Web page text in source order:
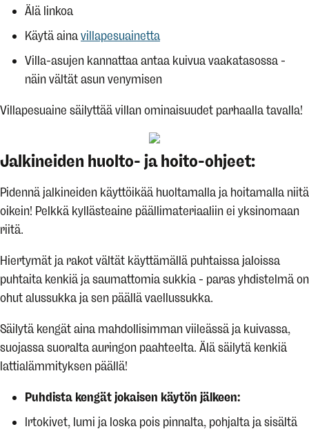
Älä linkoa
Käytä ainavillapesuainetta
Villa-asujen kannattaa antaa kuivua vaakatasossa -
näin vältät asun venymisen
Villapesuaine säilyttää villan ominaisuudet parhaalla tavalla!
Jalkineiden huolto- ja hoito-ohjeet:
Pidennä jalkineiden käyttöikää huoltamalla ja hoitamalla niitä
oikein! Pelkkä kyllästeaine päällimateriaaliin ei yksinomaan
riitä.
Hiertymät ja rakot vältät käyttämällä puhtaissa jaloissa
puhtaita kenkiä ja saumattomia sukkia - paras yhdistelmä on
ohut alussukka ja sen päällä vaellussukka.
Säilytä kengät aina mahdollisimman viileässä ja kuivassa,
suojassa suoralta auringon paahteelta. Älä säilytä kenkiä
lattialämmityksen päällä!
Puhdista kengät jokaisen käytön jälkeen:
Irtokivet, lumi ja loska pois pinnalta, pohjalta ja sisältä